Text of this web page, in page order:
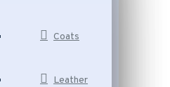
Coats
Leather